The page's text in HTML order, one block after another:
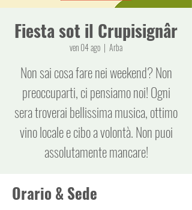
Fiesta sot il Crupisignâr
ven 04 ago
  |
Arba
Non sai cosa fare nei weekend? Non
preoccuparti, ci pensiamo noi! Ogni
sera troverai bellissima musica, ottimo
vino locale e cibo a volontà. Non puoi
assolutamente mancare!
Orario & Sede